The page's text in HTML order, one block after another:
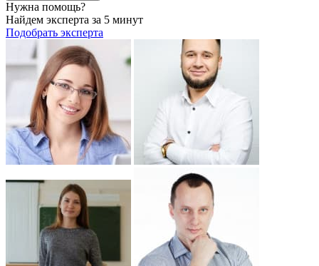
Нужна помощь?
Найдем эксперта за 5 минут
Подобрать эксперта